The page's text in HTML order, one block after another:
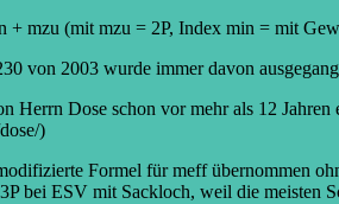
+ mzu (mit mzu = 2P, Index min = mit
von 2003 wurde immer davon
Herrn Dose schon vor mehr als 12
)
Formel für meff übernommen
bei ESV mit Sackloch, weil die meisten